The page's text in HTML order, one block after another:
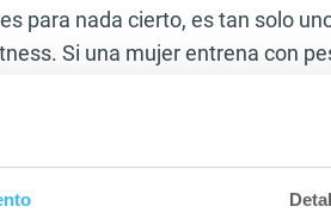
para nada cierto, es tan solo
Si una mujer entrena con
le gustaría lucir unas piernas
tonificados sin exceso de grasa,